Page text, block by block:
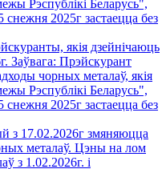
Рэспублікі Беларусь",
снежня 2025г застаецца без
якія дзейнічаюць
Заўвага: Прэйскурант
чорных металаў, якія
Рэспублікі Беларусь",
снежня 2025г застаецца без
з 17.02.2026г змяняюцца
металаў. Цэны на лом
з 1.02.2026г. i